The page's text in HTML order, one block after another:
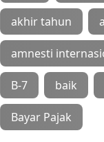
akhir tahun
amnesti
B-7 baik
Bayar Pajak